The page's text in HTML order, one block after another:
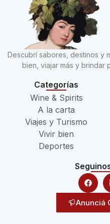
Descubrí sabores, destinos y
bien, viajar más y brindar
Categorías
Wine & Spirits
A la carta
Viajes y Turismo
Vivir bien
Deportes
Anunciá